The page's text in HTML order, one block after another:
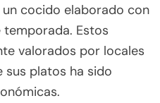
cocido elaborado con
Estos
valorados por locales
sus platos ha sido